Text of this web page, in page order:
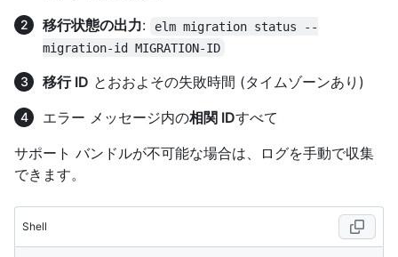
移行状態の出力:
elm migration status --
migration-id MIGRATION-ID
移行 ID とおおよその失敗時間 (タイムゾーンあり)
エラー メッセージ内の相関 IDすべて
サポート バンドルが不可能な場合は、ログを手動で収集
できます。
Shell